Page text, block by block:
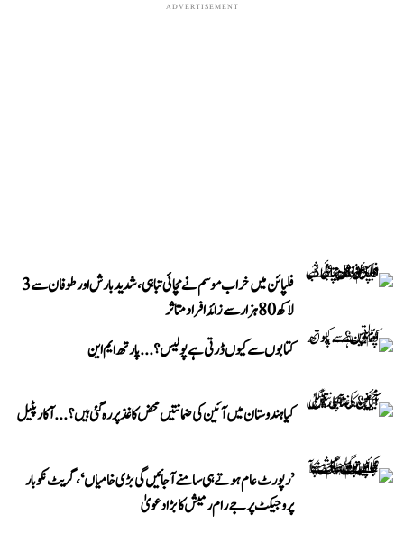
ADVERTISEMENT
فلپائن میں خراب موسم نے مچائی تباہی، شدید بارش اور طوفان سے 3
لاکھ 80 ہزار سے زائد افراد متاثر
کتابوں سے کیوں ڈرتی ہے پولیس؟...پارتھ ایم این
کیا ہندوستان میں آئین کی ضمانتیں محض کاغذ پر رہ گئی ہیں؟...آکار پٹیل
’رپورٹ عام ہوتے ہی سامنے آ جائیں گی بڑی خامیاں‘، گریٹ نکوبار
پروجیکٹ پر جے رام رمیش کا بڑا دعویٰ